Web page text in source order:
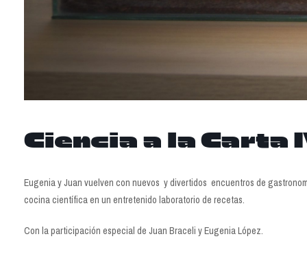
Ciencia a la Carta
Eugenia y Juan vuelven con nuevos y divertidos encuentros de
cocina científica en un entretenido laboratorio de recetas.
Con la participación especial de Juan Braceli y Eugenia López.